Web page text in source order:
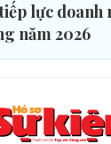
lực doanh
năm 2026